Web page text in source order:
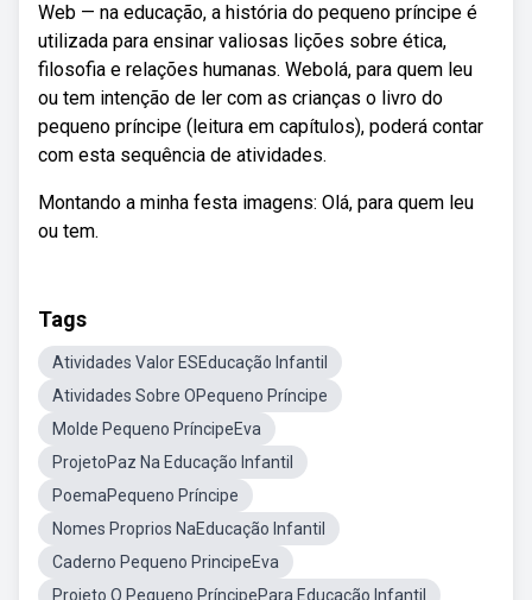
Web — na educação, a história do pequeno príncipe é
utilizada para ensinar valiosas lições sobre ética,
filosofia e relações humanas. Webolá, para quem leu
ou tem intenção de ler com as crianças o livro do
pequeno príncipe (leitura em capítulos), poderá contar
com esta sequência de atividades.
Montando a minha festa imagens: Olá, para quem leu
ou tem.
Tags
Atividades Valor ESEducação Infantil
Atividades Sobre OPequeno Príncipe
Molde Pequeno PríncipeEva
ProjetoPaz Na Educação Infantil
PoemaPequeno Príncipe
Nomes Proprios NaEducação Infantil
Caderno Pequeno PrincipeEva
Projeto O Pequeno PríncipePara Educação Infantil